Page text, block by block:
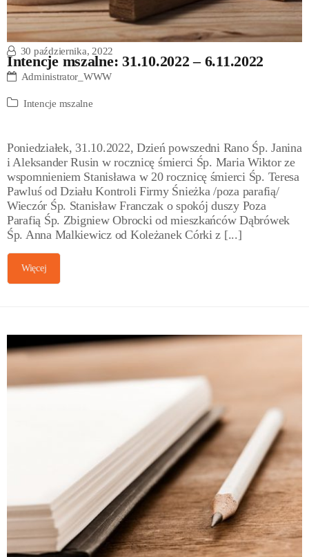
Intencje mszalne: 31.10.2022 – 6.11.2022
30 października, 2022
Administrator_WWW
Intencje mszalne
Poniedziałek, 31.10.2022, Dzień powszedni Rano Śp. Janina
i Aleksander Rusin w rocznicę śmierci Śp. Maria Wiktor ze
wspomnieniem Stanisława w 20 rocznicę śmierci Śp. Teresa
Pawluś od Działu Kontroli Firmy Śnieżka /poza parafią/
Wieczór Śp. Stanisław Franczak o spokój duszy Poza
Parafią Śp. Zbigniew Obrocki od mieszkańców Dąbrówek
Śp. Anna Malkiewicz od Koleżanek Córki z [...]
Więcej